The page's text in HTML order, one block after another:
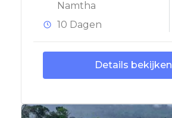
Namtha
10 Dagen
Details bekijken